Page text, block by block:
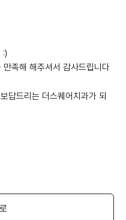
:)
족해 해주셔서 감사드립니다
답드리는 더스퀘어치과가 되